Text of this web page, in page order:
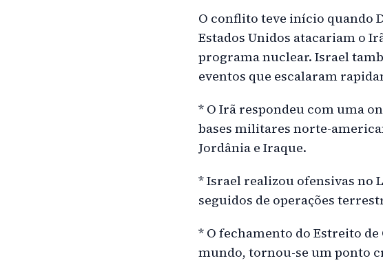
O conflito teve início quando
Estados Unidos atacariam o
programa nuclear. Israel
eventos que escalaram
* O Irã respondeu com uma
bases militares norte-
Jordânia e Iraque.
* Israel realizou ofensivas no
seguidos de operações
* O fechamento do Estreito
mundo, tornou-se um ponto